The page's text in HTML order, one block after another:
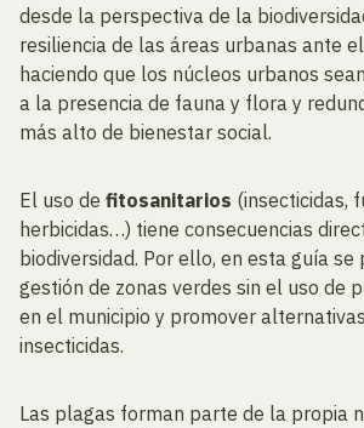
desde la perspectiva de la
resiliencia de las áreas urbanas ante
haciendo que los núcleos urbanos
a la presencia de fauna y flora y
más alto de bienestar social.
El uso de fitosanitarios (insecticidas,
herbicidas…) tiene consecuencias
biodiversidad. Por ello, en esta guía se
gestión de zonas verdes sin el uso de
en el municipio y promover
insecticidas.
Las plagas forman parte de la propia